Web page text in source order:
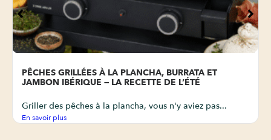
PÊCHES GRILLÉES À LA PLANCHA, BURRATA ET
JAMBON IBÉRIQUE — LA RECETTE DE L’ÉTÉ
Griller des pêches à la plancha, vous n'y aviez pas...
En savoir plus